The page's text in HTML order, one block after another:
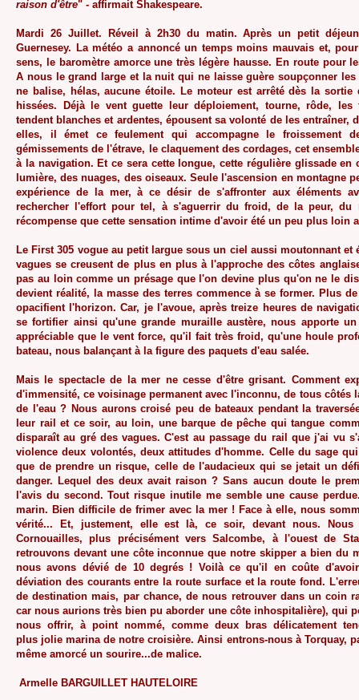
raison d'être" - affirmait Shakespeare.
Mardi 26 Juillet. Réveil à 2h30 du matin. Après un petit
Guernesey. La météo a annoncé un temps moins mauvais et,
sens, le baromètre amorce une très légère hausse. En route pour
A nous le grand large et la nuit qui ne laisse guère soupçonner
ne balise, hélas, aucune étoile. Le moteur est arrêté dès la
hissées. Déjà le vent guette leur déploiement, tourne, rôde,
tendent blanches et ardentes, épousent sa volonté de les entraîner,
elles, il émet ce feulement qui accompagne le froissement
gémissements de l'étrave, le claquement des cordages, cet
à la navigation. Et ce sera cette longue, cette régulière glissade en
lumière, des nuages, des oiseaux. Seule l'ascension en montagne
expérience de la mer, à ce désir de s'affronter aux éléments
rechercher l'effort pour tel, à s'aguerrir du froid, de la peur, du
récompense que cette sensation intime d'avoir été un peu plus loin
Le First 305 vogue au petit largue sous un ciel aussi moutonnant et
vagues se creusent de plus en plus à l'approche des côtes
pas au loin comme un présage que l'on devine plus qu'on ne le
devient réalité, la masse des terres commence à se former. Plus
opacifient l'horizon. Car, je l'avoue, après treize heures de
se fortifier ainsi qu'une grande muraille austère, nous apporte
appréciable que le vent force, qu'il fait très froid, qu'une houle
bateau, nous balançant à la figure des paquets d'eau salée.
Mais le spectacle de la mer ne cesse d'être grisant. Comment
d'immensité, ce voisinage permanent avec l'inconnu, de tous côtés
de l'eau ? Nous aurons croisé peu de bateaux pendant la
leur rail et ce soir, au loin, une barque de pêche qui tangue
disparaît au gré des vagues. C'est au passage du rail que j'ai vu
violence deux volontés, deux attitudes d'homme. Celle du sage
que de prendre un risque, celle de l'audacieux qui se jetait un
danger. Lequel des deux avait raison ? Sans aucun doute le
l'avis du second. Tout risque inutile me semble une cause
marin. Bien difficile de frimer avec la mer ! Face à elle, nous
vérité... Et, justement, elle est là, ce soir, devant nous.
Cornouailles, plus précisément vers Salcombe, à l'ouest de
retrouvons devant une côte inconnue que notre skipper a bien du
nous avons dévié de 10 degrés ! Voilà ce qu'il en coûte
déviation des courants entre la route surface et la route fond.
de destination mais, par chance, de nous retrouver dans un coin
car nous aurions très bien pu aborder une côte inhospitalière), qui
nous offrir, à point nommé, comme deux bras délicatement
plus jolie marina de notre croisière. Ainsi entrons-nous à Torquay,
même amorcé un sourire...de malice.
Armelle BARGUILLET HAUTELOIRE